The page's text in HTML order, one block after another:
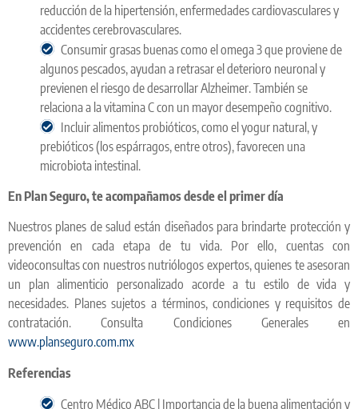
reducción de la hipertensión, enfermedades cardiovasculares y
accidentes cerebrovasculares.
Consumir grasas buenas como el omega 3 que proviene de
algunos pescados, ayudan a retrasar el deterioro neuronal y
previenen el riesgo de desarrollar Alzheimer. También se
relaciona a la vitamina C con un mayor desempeño cognitivo.
Incluir alimentos probióticos, como el yogur natural, y
prebióticos (los espárragos, entre otros), favorecen una
microbiota intestinal.
En Plan Seguro, te acompañamos desde el primer día
Nuestros planes de salud están diseñados para brindarte protección y
prevención en cada etapa de tu vida. Por ello, cuentas con
videoconsultas con nuestros nutriólogos expertos, quienes te asesoran
un plan alimenticio personalizado acorde a tu estilo de vida y
necesidades. Planes sujetos a términos, condiciones y requisitos de
contratación. Consulta Condiciones Generales en
www.planseguro.com.mx
Referencias
Centro Médico ABC | Importancia de la buena alimentación y